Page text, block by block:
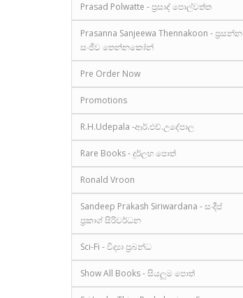
Prasad Polwatte - ප්‍රසාද් පොල්වත්ත
Prasanna Sanjeewa Thennakoon - ප්‍රසන්න
සංජීව තෙන්නකෝන්
Pre Order Now
Promotions
R.H.Udepala -ආර්.එච්.උදේපාල
Rare Books - දුර්ලභ පොත්
Ronald Vroon
Sandeep Prakash Siriwardana - සංදීප්
ප්‍රකාශ් සිරිවර්ධන
Sci-Fi - විද්‍යා ප්‍රබන්ධ
Show All Books - සියලුම පොත්